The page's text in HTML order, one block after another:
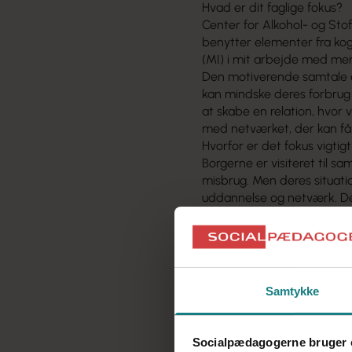
Samtykke
Socialpædagogerne bruger
Hvad er dit faglige fokus?
Center for Alkohol- og
benytter elementer fra
(MI) i mit arbejde med
Den motiverende
kan mindske deres
at skabe en relation, hvor
med netværket, der kan
Hvorfor er det fokus
Borgerne er visiteret til
misbrug. Men deres
uddannelse og netværk.
stoffer.
Beskriv en situation fra din
Jeg har en borger, som
borgerne ofte er hos os.
på forhånd, fordi hun
selvmedicinering med
Jeg er rolig og sørger for